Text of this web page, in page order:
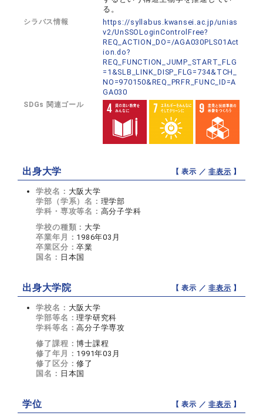
る。
シラバス情報
https://syllabus.kwansei.ac.jp/unias
v2/UnSSOLoginControlFree?
REQ_ACTION_DO=/AGA030PLS01Act
ion.do?
REQ_FUNCTION_JUMP_START_FLG
=1&SLB_LINK_DISP_FLG=734&TCH_
NO=970150&REQ_PRFR_FUNC_ID=A
GA030
SDGs 関連ゴール
出身大学 【 表示 ／非表示 】
学校名： 大阪大学
学部（学系）名： 理学部
学科・専攻等名： 高分子学科
学校の種類： 大学
卒業年月： 1986年03月
卒業区分：卒業
国名： 日本国
出身大学院 【 表示 ／非表示 】
学校名： 大阪大学
学部等名：理学研究科
学科等名：高分子学専攻
修了課程：博士課程
修了年月： 1991年03月
修了区分：修了
国名： 日本国
学位 【 表示 ／非表示 】